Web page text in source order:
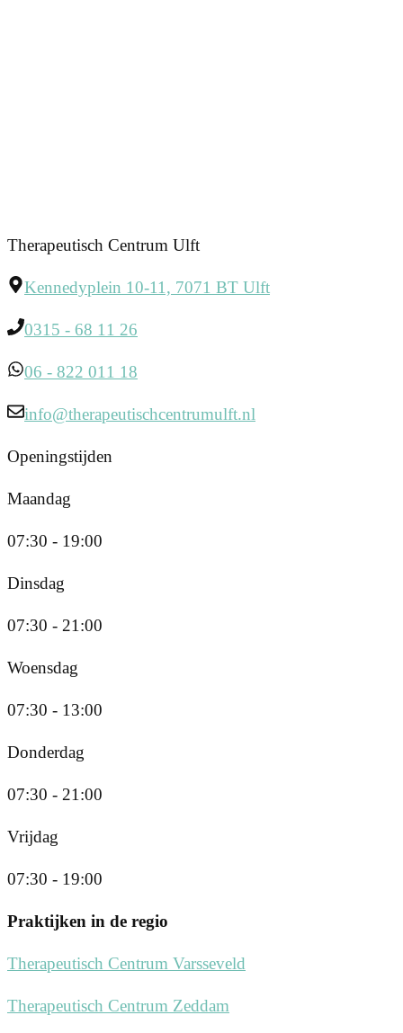
Therapeutisch Centrum Ulft
Kennedyplein 10-11, 7071 BT Ulft
0315 - 68 11 26
06 - 822 011 18
info@therapeutischcentrumulft.nl
Openingstijden
Maandag
07:30 - 19:00
Dinsdag
07:30 - 21:00
Woensdag
07:30 - 13:00
Donderdag
07:30 - 21:00
Vrijdag
07:30 - 19:00
Praktijken in de regio
Therapeutisch Centrum Varsseveld
Therapeutisch Centrum Zeddam